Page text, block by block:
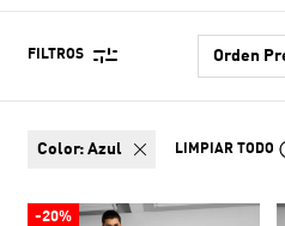
FILTROS
color: Azul LIMPIAR TODO
-20%